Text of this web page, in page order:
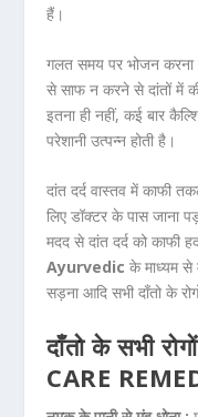
हैं।
गलत समय पर भोजन करना
से साफ न करने से दांतों में
इतना ही नहीं, कई बार
परेशानी उत्पन्न होती है।
दांत दर्द वास्तव में काफी
लिए डॉक्टर के पास जाना
मदद से दांत दर्द को
Ayurvedic के माध्यम से
सड़ना आदि सभी दाँतो के
दाँतो के सभी
CARE